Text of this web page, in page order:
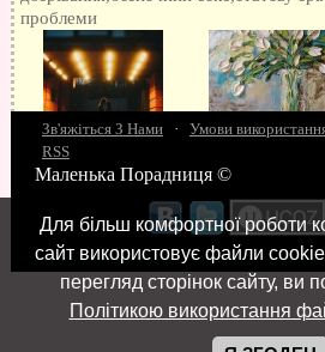
проблеми
15 запитань про секс Як досягти оргазм
Позбуваємось синців завагітніти після
робити мінєт"Люблю" і "кохаю" різниця Про перший
Зв'яжіться З Нами · Умови
RSS
Маленька Порадниця ©
Для більш комфортної роботи
сайт використовує файли
перегляд сторінок сайту, ви
Політикою використання